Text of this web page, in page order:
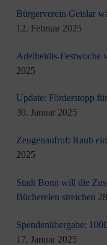
Bürgerverein Geislar
12. Februar 2025
Adelheidis-Festwoche
2025
Update: Förderstopp
30. Januar 2025
Zeugenaufruf: Raub
2025
Stadt Bonn will die
Büchereien streichen
Spendenübergabe:
17. Januar 2025